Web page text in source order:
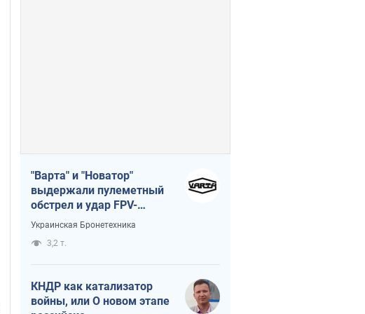
"Варта" и "Новатор"
выдержали пулеметный
обстрел и удар FPV-
дрона, сохранив жизнь
Украинская Бронетехника
3,2 т.
КНДР как катализатор
войны, или О новом этапе